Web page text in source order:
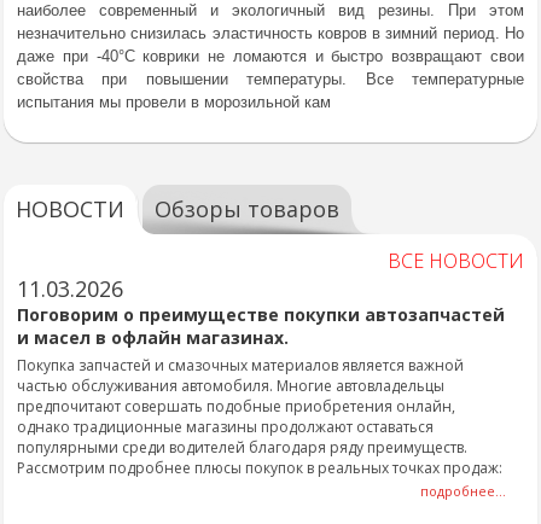
наиболее современный и экологичный вид резины. При этом
незначительно снизилась эластичность ковров в зимний период. Но
даже при -40°С коврики не ломаются и быстро возвращают свои
свойства при повышении температуры. Все температурные
испытания мы провели в морозильной кам
НОВОСТИ Обзоры товаров
ВСЕ НОВОСТИ
11.03.2026
Поговорим о преимуществе покупки автозапчастей
и масел в офлайн магазинах.
Покупка запчастей и смазочных материалов является важной
частью обслуживания автомобиля. Многие автовладельцы
предпочитают совершать подобные приобретения онлайн,
однако традиционные магазины продолжают оставаться
популярными среди водителей благодаря ряду преимуществ.
Рассмотрим подробнее плюсы покупок в реальных точках продаж:
подробнее...